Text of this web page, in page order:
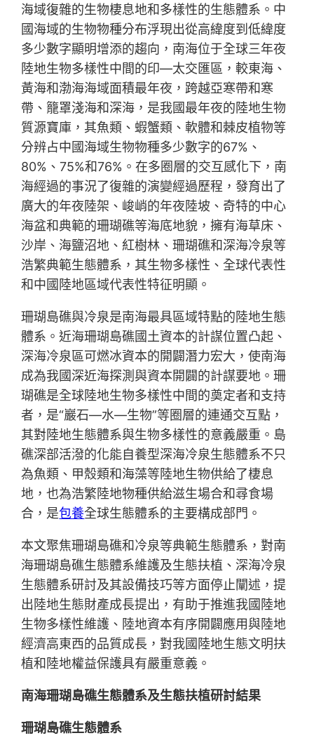
海域復雜的生物棲息地和多樣性的生態體系。中
國海域的生物物種分布浮現出從高緯度到低緯度
多少數字顯明增添的趨向，南海位于全球三年夜
陸地生物多樣性中間的印—太交匯區，較東海、
黃海和渤海海域面積最年夜，跨越亞寒帶和寒
帶、籠罩淺海和深海，是我國最年夜的陸地生物
質源寶庫，其魚類、蝦蟹類、軟體和棘皮植物等
分辨占中國海域生物物種多少數字的67%、
80%、75%和76%。在多圈層的交互感化下，南
海經過的事況了復雜的演變經過歷程，發育出了
廣大的年夜陸架、峻峭的年夜陸坡、奇特的中心
海盆和典範的珊瑚礁等海底地貌，擁有海草床、
沙岸、海鹽沼地、紅樹林、珊瑚礁和深海冷泉等
浩繁典範生態體系，其生物多樣性、全球代表性
和中國陸地區域代表性特征明顯。
珊瑚島礁與冷泉是南海最具區域特點的陸地生態
體系。近海珊瑚島礁國土資本的計謀位置凸起、
深海冷泉區可燃冰資本的開闢潛力宏大，使南海
成為我國深近海探測與資本開闢的計謀要地。珊
瑚礁是全球陸地生物多樣性中間的奠定者和支持
者，是“巖石—水—生物”等圈層的連通交互點，
其對陸地生態體系與生物多樣性的意義嚴重。島
礁深部活潑的化能自養型深海冷泉生態體系不只
為魚類、甲殼類和海藻等陸地生物供給了棲息
地，也為浩繁陸地物種供給滋生場合和尋食場
合，是包養全球生態體系的主要構成部門。
本文聚焦珊瑚島礁和冷泉等典範生態體系，對南
海珊瑚島礁生態體系維護及生態扶植、深海冷泉
生態體系研討及其設備技巧等方面停止闡述，提
出陸地生態財產成長提出，有助于推進我國陸地
生物多樣性維護、陸地資本有序開闢應用與陸地
經濟高東西的品質成長，對我國陸地生態文明扶
植和陸地權益保護具有嚴重意義。
南海珊瑚島礁生態體系及生態扶植研討結果
珊瑚島礁生態體系